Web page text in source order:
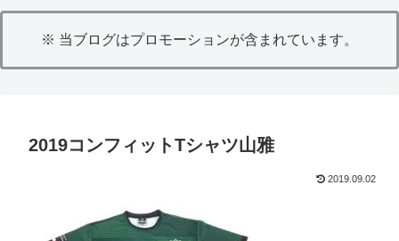
※ 当ブログはプロモーションが含まれています。
2019コンフィットTシャツ山雅
2019.09.02